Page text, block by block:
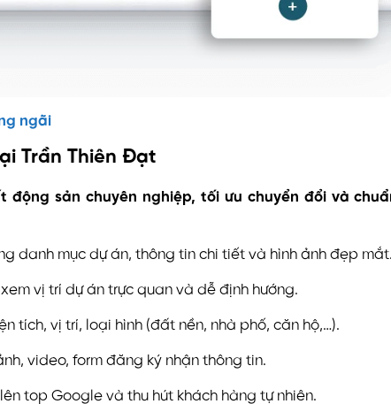
ngãi
Trần Thiên Đạt
sản chuyên nghiệp, tối ưu chuyển đổi và
danh mục dự án, thông tin chi tiết và hình ảnh đẹp
vị trí dự án trực quan và dễ định hướng.
tích, vị trí, loại hình (đất nền, nhà phố, căn hộ,…).
video, form đăng ký nhận thông tin.
top Google và thu hút khách hàng tự nhiên.